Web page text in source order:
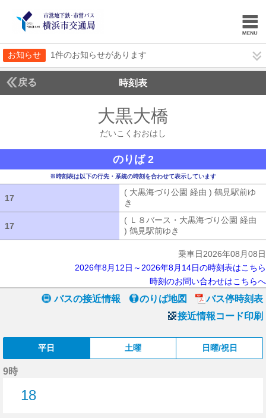
お知らせ 1件のお知らせがあります
戻る 時刻表
大黒大橋
だいこくおおはし
のりば 2
※時刻表は以下の行先・系統の時刻を合わせて表示しています
17
( 大黒海づり公園 経由 ) 鶴見駅前ゆ
き
17
( Ｌ８バース・大黒海づり公園 経由
) 鶴見駅前ゆき
乗車日2026年08月08日
2026年8月12日～2026年8月14日の時刻表はこちら
時刻のお問い合わせはこちらへ
バスの接近情報 のりば地図
バス停時刻表
接近情報コード印刷
平日 土曜 日曜/祝日
9時
18